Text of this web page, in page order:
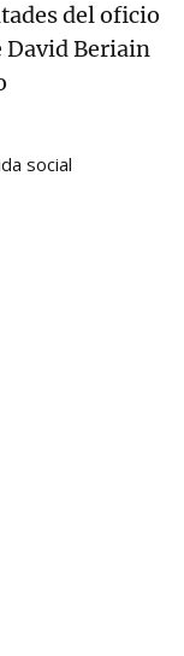
del oficio
David Beriain
social